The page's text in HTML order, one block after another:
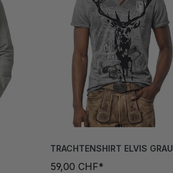
TRACHTENSHIRT ELVIS GRAU
59,00 CHF*